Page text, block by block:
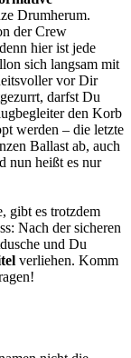
Drumherum.
der Crew
hier ist jede
sich langsam mit
vor Dir
darfst Du
den Korb
werden – die letzte
Ballast ab, auch
nun heißt es nur
gibt es trotzdem
Nach der sicheren
und Du
verliehen. Komm